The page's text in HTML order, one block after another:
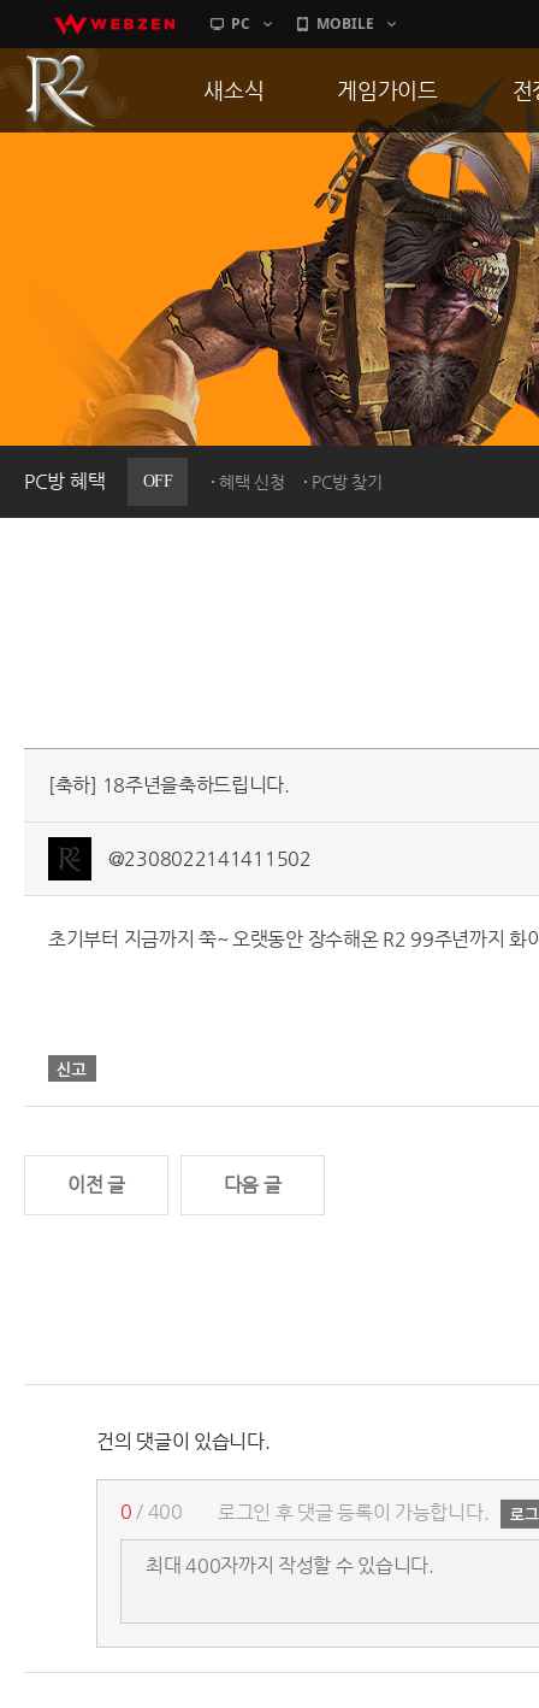
PC MOBILE
PC방 혜택 OFF 혜택 신청 PC방 찾기
새소식
이벤트
히스토리
PC방으로간다
게임가이드
게임 특징
서버가이드
신병훈련소
세부가이드
통합보급센터
전
통
공
[축하] 18주년을축하드립니다.
@2308022141411502
초기부터 지금까지 쭉~ 오랫동안 장수해온 R2 99주년까지 화
이전 글 다음 글
건의 댓글이 있습니다.
로그인 후 댓글 등록이 가능합니다.
0 / 400